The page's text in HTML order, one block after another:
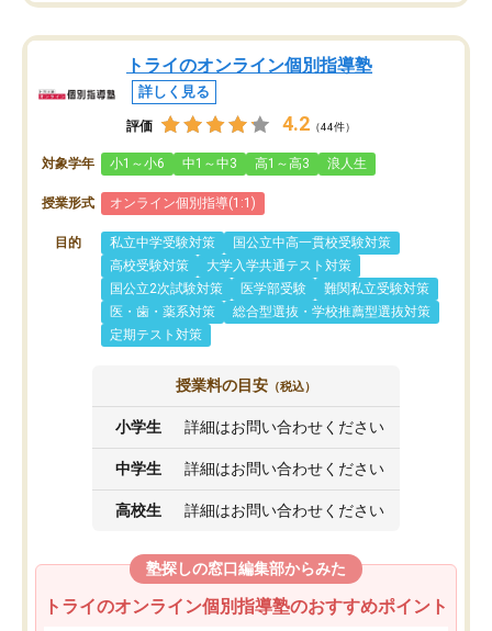
トライのオンライン個別指導塾
詳しく見る
評価 4.2 （44件）
対象学年 小1～小6 中1～中3 高1～高3 浪人生
授業形式 オンライン個別指導(1:1)
目的 私立中学受験対策
国公立中高一貫校受験対策
高校受験対策
大学入学共通テスト対策
国公立2次試験対策
医学部受験
難関私立受験対策
医・歯・薬系対策
総合型選抜・学校推薦型選抜対策
定期テスト対策
授業料の目安 （税込）
小学生 詳細はお問い合わせください
中学生 詳細はお問い合わせください
高校生 詳細はお問い合わせください
塾探しの窓口編集部からみた
トライのオンライン個別指導塾のおすすめポイント